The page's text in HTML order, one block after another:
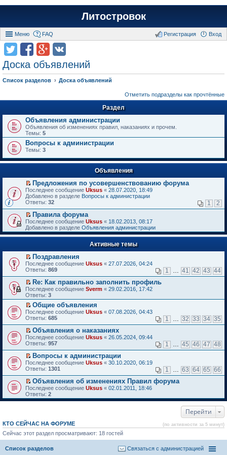
Литостровок
Меню FAQ Вход
Регистрация
Доска объявлений
Список разделов Доска объявлений
Отметить подразделы как прочтённые
Раздел
Объявления администрации
Объявления об изменениях правил, наказаниях и прочем.
Темы: 5
Вопросы к администрации
Темы: 3
Объявления
П
е
р
й
т
и
к
п
в
о
м
у
н
е
п
р
о
ч
и
а
н
н
о
м
у
с
о
о
б
щ
е
н
Предложения по усовершенствованию форума
Последнее сообщение Uksus « 28.07.2020, 18:49
Добавлено в разделе Вопросы к администрации
Ответы: 32 1 2
П
е
р
е
т
и
к
п
р
в
о
м
у
н
е
п
р
о
ч
т
а
н
н
о
м
у
с
о
щ
е
н
и
Правила форума
Последнее сообщение Uksus « 18.02.2013, 08:17
Добавлено в разделе Объявления администрации
Активные темы
П
е
е
й
т
и
к
п
е
в
о
м
у
н
е
п
р
о
ч
и
т
а
о
м
у
с
о
Поздравления
Последнее сообщение Uksus « 27.07.2026, 04:24
Ответы: 869 1 … 41 42 43 44
П
е
р
е
й
т
и
к
п
е
в
о
м
у
н
е
п
р
о
т
а
н
н
м
Re: Как правильно заполнить профиль
Последнее сообщение Sverm « 29.02.2016, 17:42
Ответы: 3
П
е
е
й
т
и
к
п
е
р
в
о
м
у
н
о
ч
а
Общие объявления
Последнее сообщение Uksus « 07.08.2026, 04:43
Ответы: 685 1 … 32 33 34 35
П
е
е
й
т
и
к
п
е
р
в
у
н
е
п
о
Объявления о наказаниях
Последнее сообщение Uksus « 26.05.2024, 09:44
Ответы: 957 1 … 45 46 47 48
П
е
е
й
т
и
р
в
о
м
у
н
Вопросы к администрации
Последнее сообщение Uksus « 30.10.2020, 06:19
Ответы: 1301 1 … 63 64 65 66
П
е
р
и
к
п
е
р
Объявления об изменениях Правил форума
Последнее сообщение Uksus « 02.01.2011, 18:46
Ответы: 2
Перейти
КТО СЕЙЧАС НА ФОРУМЕ (по активности за 5 минут)
Сейчас этот раздел просматривают: 18 гостей
Список разделов Связаться с администрацией